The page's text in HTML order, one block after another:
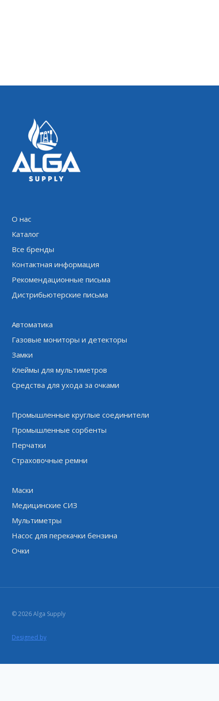
О нас
Каталог
Все бренды
Контактная информация
Рекомендационные письма
Дистрибьютерские письма
Автоматика
Газовые мониторы и детекторы
Замки
Клеймы для мультиметров
Средства для ухода за очками
Промышленные круглые соединители
Промышленные сорбенты
Перчатки
Страховочные ремни
Маски
Медицинские СИЗ
Мультиметры
Насос для перекачки бензина
Очки
© 2026 Alga Supply
Designed by